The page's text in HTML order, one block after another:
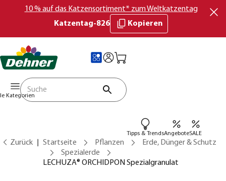
10 % auf das Katzensortiment* zum Weltkatzentag
Katzentag-826
Kopieren
Kategorien
Tipps & TrendsAngeboteSALE
Zurück Startseite Pflanzen
Erde, Dünger & Schutz
Spezialerde
LECHUZA® ORCHIDPON Spezialgranulat